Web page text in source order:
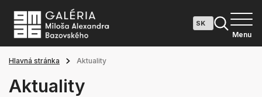
Menu
Hlavná stránka Aktuality
Aktuality